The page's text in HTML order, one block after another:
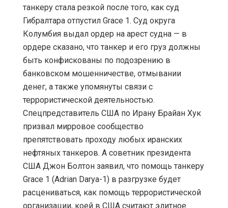
танкеру стала резкой после того, как суд
Гибралтара отпустил Grace 1. Суд округа
Колумбия выдал ордер на арест судна — в
ордере сказано, что танкер и его груз должны
быть конфискованы по подозрению в
банковском мошенничестве, отмывании
денег, а также упомянуты связи с
террористической деятельностью.
Спецпредставитель США по Ирану Брайан Хук
призвал мирровое сообщество
препятствовать проходу любых иранских
нефтяных танкеров. А советник президента
США Джон Болтон заявил, что помощь танкеру
Grace 1 (Adrian Darya-1) в разгрузке будет
расцениваться, как помощь террористической
организации, коей в США считают элитное